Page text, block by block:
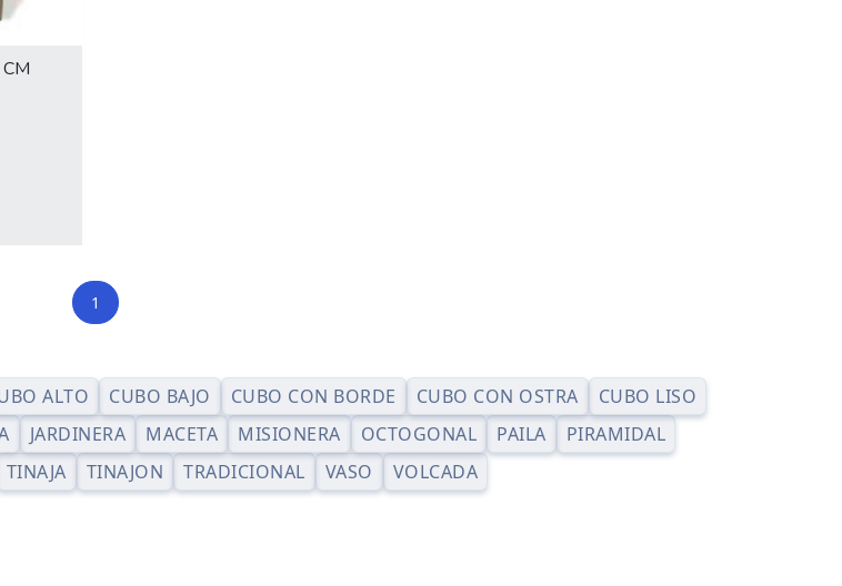
1
ALTO CUBO BAJO CUBO CON BORDE CUBO CON OSTRA
CUBO LISO
JARDINERA MACETA MISIONERA OCTOGONAL PAILA
PIRAMIDAL
TINAJA TINAJON TRADICIONAL VASO VOLCADA